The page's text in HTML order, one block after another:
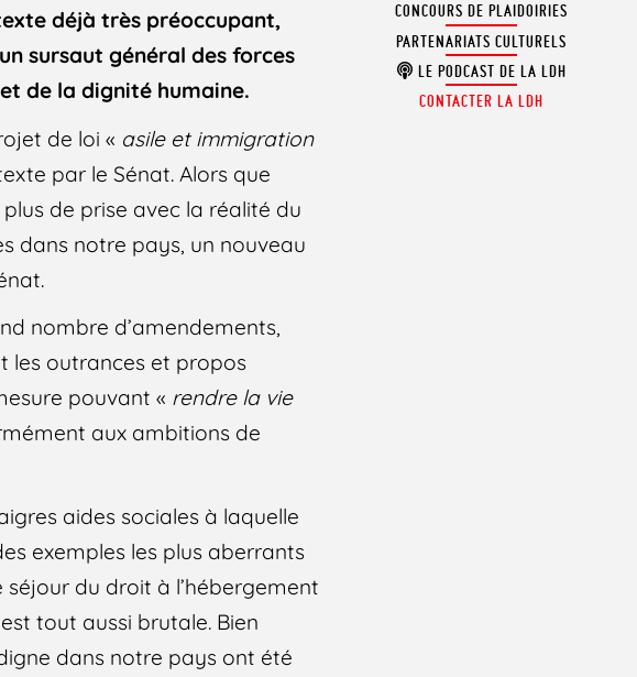
déjà très préoccupant,
sursaut général des forces
de la dignité humaine.
de loi « asile et immigration
par le Sénat. Alors que
de prise avec la réalité du
dans notre pays, un nouveau
nombre d’amendements,
les outrances et propos
pouvant « rendre la vie
aux ambitions de
aides sociales à laquelle
exemples les plus aberrants
séjour du droit à l’hébergement
tout aussi brutale. Bien
dans notre pays ont été
CONCOURS DE PLAIDOIRIES
PARTENARIATS CULTURELS
LE PODCAST DE LA LDH
CONTACTER LA LDH